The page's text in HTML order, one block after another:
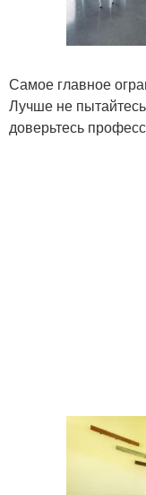
Самое главное
Лучше не
доверьтесь